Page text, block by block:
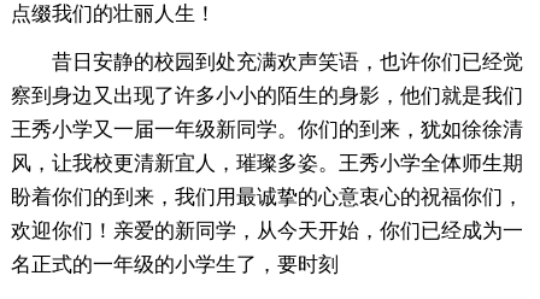
点缀我们的壮丽人生！
昔日安静的校园到处充满欢声笑语，也许你们已经觉
察到身边又出现了许多小小的陌生的身影，他们就是我们
王秀小学又一届一年级新同学。你们的到来，犹如徐徐清
风，让我校更清新宜人，璀璨多姿。王秀小学全体师生期
盼着你们的到来，我们用最诚挚的心意衷心的祝福你们，
欢迎你们！亲爱的新同学，从今天开始，你们已经成为一
名正式的一年级的小学生了，要时刻